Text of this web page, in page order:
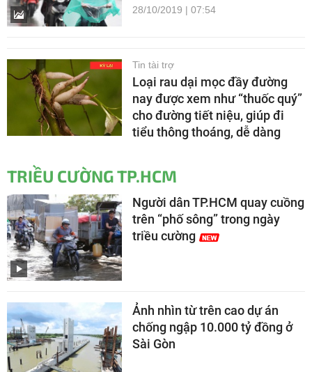
28/10/2019 | 07:54
Tin tài trợ
Loại rau dại mọc đầy đường
nay được xem như “thuốc quý”
cho đường tiết niệu, giúp đi
tiểu thông thoáng, dễ dàng
TRIỀU CƯỜNG TP.HCM
Người dân TP.HCM quay cuồng
trên “phố sông” trong ngày
triều cường
Ảnh nhìn từ trên cao dự án
chống ngập 10.000 tỷ đồng ở
Sài Gòn